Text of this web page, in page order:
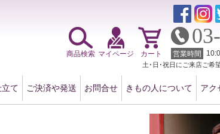
立て ご決済や発送 お問合せ きもの人について アク
商品検索 マイページ カート 営業時間
土･日･祝日にご来店ご希